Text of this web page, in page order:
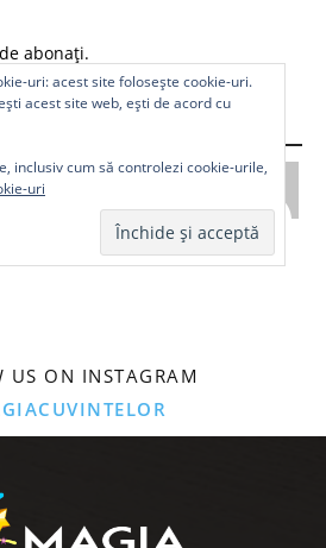
abonați.
uri: acest site folosește cookie-uri.
acest site web, ești de acord cu
inclusiv cum să controlezi cookie-urile,
uri
US ON INSTAGRAM